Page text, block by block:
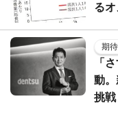
るオ
期
「
動
挑戦